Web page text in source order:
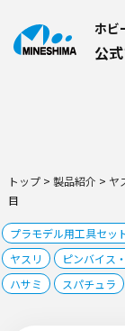
ホビ
公式
トップ> 製品紹介 > ヤ
目
プラモデル用工具セッ
ヤスリ
ピンバイス
ハサミ
スパチュラ